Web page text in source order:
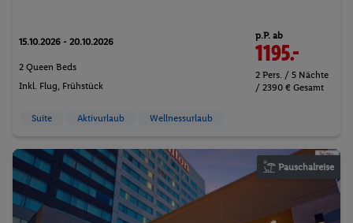
15.10.2026 - 20.10.2026
2 Queen Beds
Inkl. Flug, Frühstück
p.P. ab
1195.-
2 Pers. / 5 Nächte
/ 2390 € Gesamt
Suite Aktivurlaub Wellnessurlaub
Pauschalreise